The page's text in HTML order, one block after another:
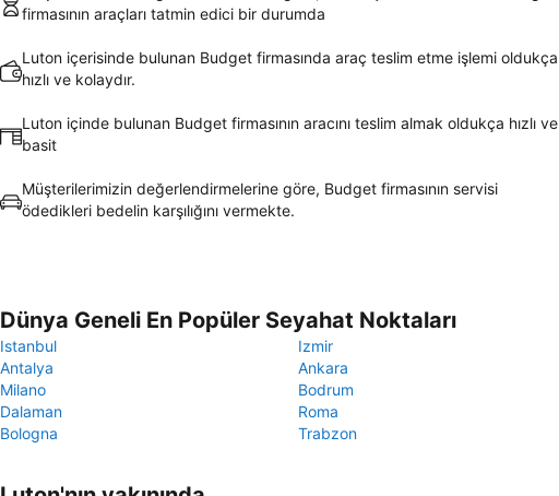
firmasının araçları tatmin edici bir durumda
Luton içerisinde bulunan Budget firmasında araç teslim etme işlemi oldukça
hızlı ve kolaydır.
Luton içinde bulunan Budget firmasının aracını teslim almak oldukça hızlı ve
basit
Müşterilerimizin değerlendirmelerine göre, Budget firmasının servisi
ödedikleri bedelin karşılığını vermekte.
Dünya Geneli En Popüler Seyahat Noktaları
Istanbul
Izmir
Antalya
Ankara
Milano
Bodrum
Dalaman
Roma
Bologna
Trabzon